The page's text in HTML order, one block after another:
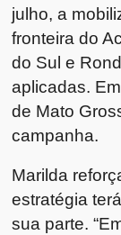
julho, a
fronteira do
do Sul e
aplicadas.
de Mato
campanha.
Marilda
estratégia
sua parte.